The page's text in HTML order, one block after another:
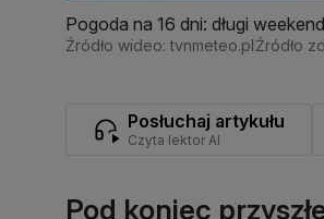
Pogoda na 16 dni: długi
Źródło wideo: tvnmeteo.plŹródło
Posłuchaj artykułu
Czyta lektor AI
Pod koniec